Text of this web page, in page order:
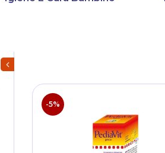
-5%
Mostra/Nascondi filtri